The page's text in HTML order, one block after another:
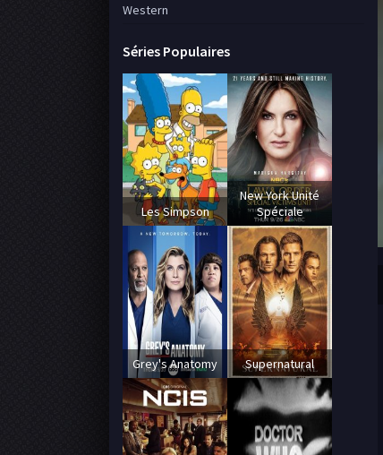
Western
Séries Populaires
Les Simpson
New York Unité
Spéciale
Grey's Anatomy Supernatural